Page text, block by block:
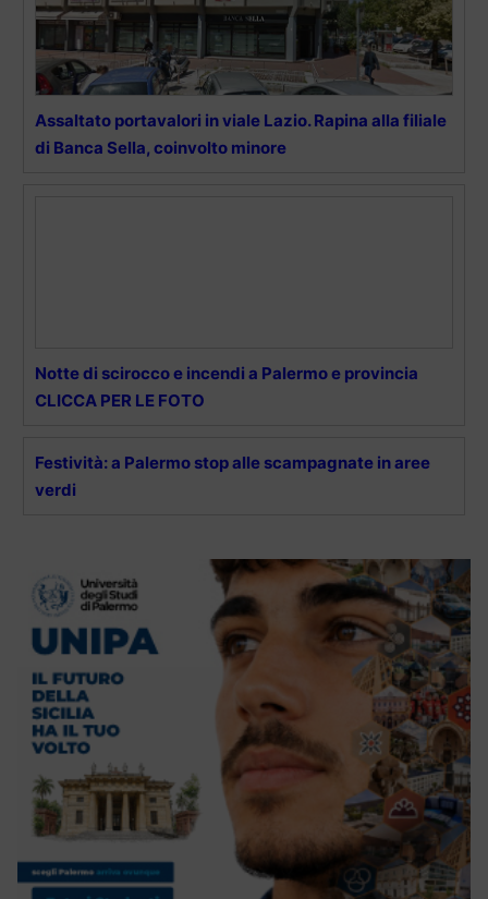
Assaltato portavalori in viale Lazio. Rapina alla filiale
di Banca Sella, coinvolto minore
Notte di scirocco e incendi a Palermo e provincia
CLICCA PER LE FOTO
Festività: a Palermo stop alle scampagnate in aree
verdi